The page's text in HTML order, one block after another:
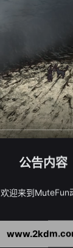
APP高
公告内容
欢迎来到MuteFun